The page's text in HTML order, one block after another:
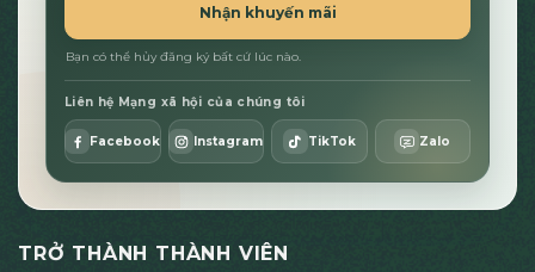
Nhận khuyến mãi
Bạn có thể hủy đăng ký bất cứ lúc nào.
Liên hệ Mạng xã hội của chúng tôi
Facebook Instagram TikTok Zalo
TRỞ THÀNH THÀNH VIÊN